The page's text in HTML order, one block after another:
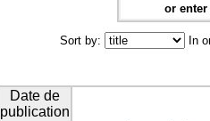
or
Sort by: In
Date de
publication